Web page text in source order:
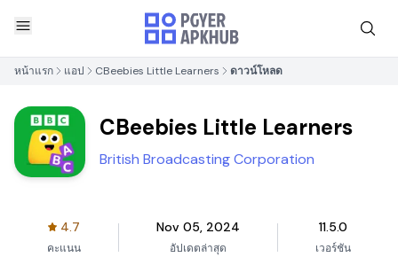
หน้าแรก แอป CBeebies Little Learners ดาวน์โหลด
CBeebies Little Learners
British Broadcasting Corporation
4.7
คะแนน
Nov 05, 2024
อัปเดตล่าสุด
11.5.0
เวอร์ชัน